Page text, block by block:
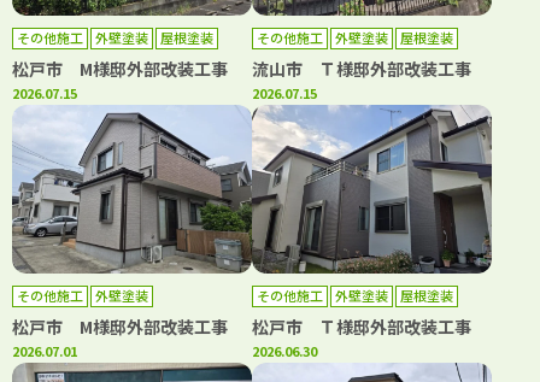
その他施工 外壁塗装 屋根塗装
松戸市 M様邸外部改装工事
2026.07.15
その他施工 外壁塗装 屋根塗装
流山市 Ｔ様邸外部改装工事
2026.07.15
その他施工 外壁塗装
松戸市 M様邸外部改装工事
2026.07.01
その他施工 外壁塗装 屋根塗装
松戸市 Ｔ様邸外部改装工事
2026.06.30